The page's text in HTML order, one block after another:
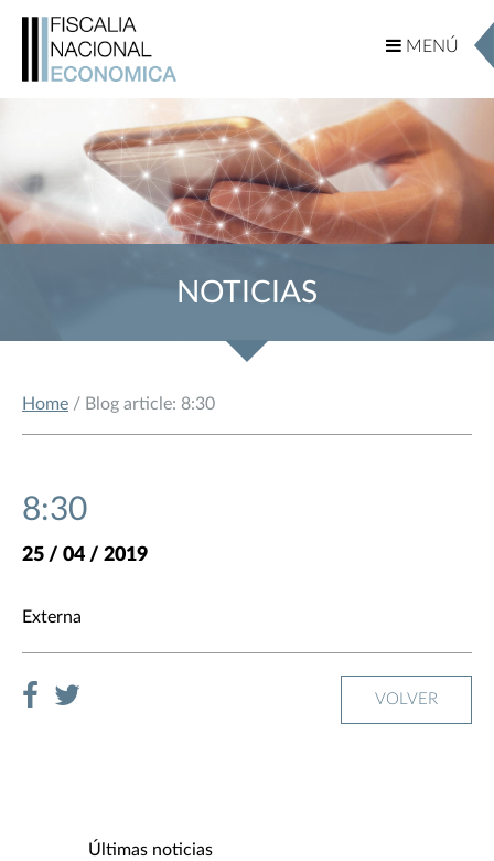
MENÚ
MENÚ
NOTICIAS
Home / Blog article: 8:30
8:30
25 / 04 / 2019
Externa
VOLVER
Últimas noticias